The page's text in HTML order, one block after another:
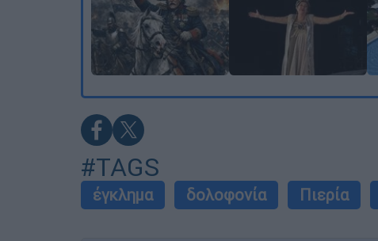
#TAGS
έγκλημα δολοφονία Πιερία